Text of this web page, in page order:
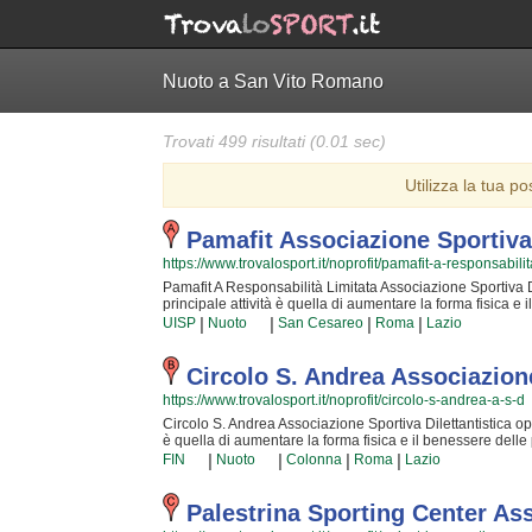
Nuoto a San Vito Romano
Trovati 499 risultati (0.01 sec)
Utilizza la tua
Pamafit Associazione
https://www.trovalosport.it/noprofit/pamafit-a-
Pamafit A Responsabilità Limitata Associazione
principale attività è quella di aumentare la forma fisica
bambini e ragazzi). Le loro lezioni sono utili a sviluppare
arrivare ad una maggior sicurezza individuale
si aggiornano costantemente partecipando agli
loro iscritti. Il risultato e il divertimento che nascono
che sarete partiti, non potrete più farne a meno! Cosa
Sportiva Dilettantistica è una grande comunità in cui
semplicemente informarti sui loro corsi puoi andare in
nella pagina.
UISP | Nuoto | San Cesareo | Roma | Lazio
Circolo S. Andrea
https://www.trovalosport.it/noprofit/circolo-s-andrea-a-s-d
Circolo S. Andrea Associazione Sportiva Dilettantistica
è quella di aumentare la forma fisica e il benessere
ragazzi). Le loro attività aiutano a sviluppare le capacità
una maggior sicurezza individuale operando anche
aggiornano costantemente partecipando alle lezioni
iscritti. Il risultato e il divertimento che nascono facendo
sarete partiti, non potrete più rinunciarvi! Provare per
FIN | Nuoto | Colonna | Roma | Lazio
Palestrina Sporting Center